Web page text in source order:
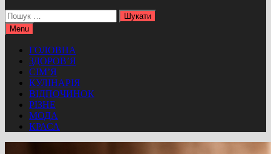
Пошук:
Menu
ГОЛОВНА
ЗДОРОВ’Я
СІМ’Я
КУЛІНАРІЯ
ВІДПОЧИНОК
РІЗНЕ
МОДА
КРАСА